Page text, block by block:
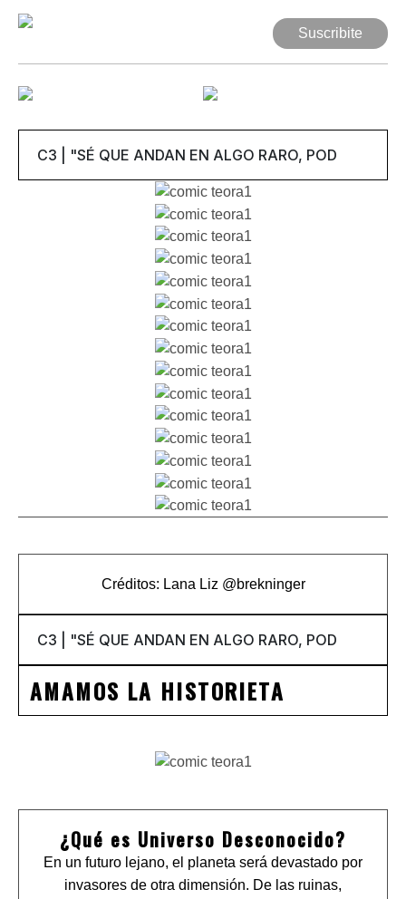
Suscribite
Web Comic
Mutante
Créditos: Lana Liz @brekninger
AMAMOS LA HISTORIETA
¿Qué es Universo Desconocido?
En un futuro lejano, el planeta será devastado por
invasores de otra dimensión. De las ruinas,